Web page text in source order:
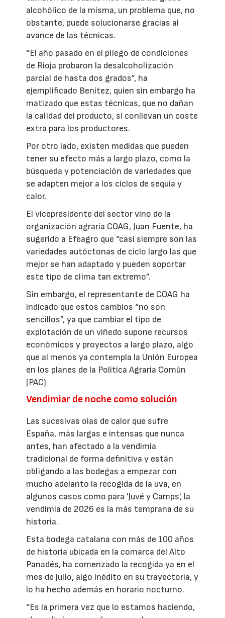
alcohólico de la misma, un problema que, no
obstante, puede solucionarse gracias al
avance de las técnicas.
“El año pasado en el pliego de condiciones
de Rioja probaron la desalcoholización
parcial de hasta dos grados”, ha
ejemplificado Benítez, quien sin embargo ha
matizado que estas técnicas, que no dañan
la calidad del producto, sí conllevan un coste
extra para los productores.
Por otro lado, existen medidas que pueden
tener su efecto más a largo plazo, como la
búsqueda y potenciación de variedades que
se adapten mejor a los ciclos de sequía y
calor.
El vicepresidente del sector vino de la
organización agraria COAG, Juan Fuente, ha
sugerido a Efeagro que “casi siempre son las
variedades autóctonas de ciclo largo las que
mejor se han adaptado y pueden soportar
este tipo de clima tan extremo”.
Sin embargo, el representante de COAG ha
indicado que estos cambios “no son
sencillos”, ya que cambiar el tipo de
explotación de un viñedo supone recursos
económicos y proyectos a largo plazo, algo
que al menos ya contempla la Unión Europea
en los planes de la Política Agraria Común
(PAC)
Vendimiar de noche como solución
Las sucesivas olas de calor que sufre
España, más largas e intensas que nunca
antes, han afectado a la vendimia
tradicional de forma definitiva y están
obligando a las bodegas a empezar con
mucho adelanto la recogida de la uva, en
algunos casos como para 'Juvé y Camps', la
vendimia de 2026 es la más temprana de su
historia.
Esta bodega catalana con más de 100 años
de historia ubicada en la comarca del Alto
Panadés, ha comenzado la recogida ya en el
mes de julio, algo inédito en su trayectoria, y
lo ha hecho además en horario nocturno.
“Es la primera vez que lo estamos haciendo,